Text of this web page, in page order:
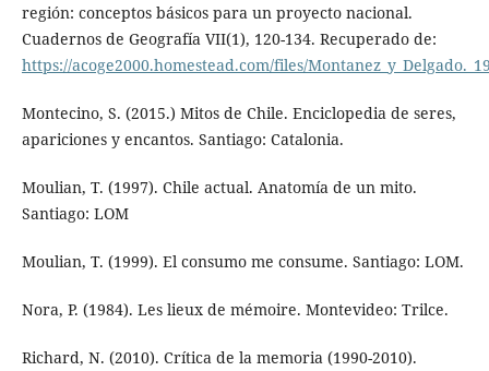
región: conceptos básicos para un proyecto nacional.
Cuadernos de Geografía VII(1), 120-134. Recuperado de:
https://acoge2000.homestead.com/files/
Montecino, S. (2015.) Mitos de Chile. Enciclopedia de seres,
apariciones y encantos. Santiago: Catalonia.
Moulian, T. (1997). Chile actual. Anatomía de un mito.
Santiago: LOM
Moulian, T. (1999). El consumo me consume. Santiago: LOM.
Nora, P. (1984). Les lieux de mémoire. Montevideo: Trilce.
Richard, N. (2010). Crítica de la memoria (1990-2010).